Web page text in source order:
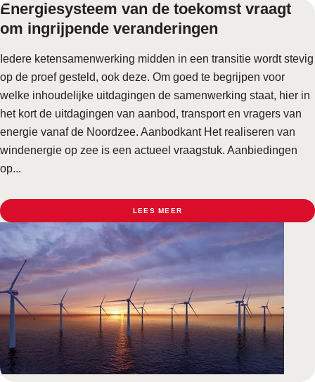
Energiesysteem van de toekomst vraagt
om ingrijpende veranderingen
Iedere ketensamenwerking midden in een transitie wordt stevig
op de proef gesteld, ook deze. Om goed te begrijpen voor
welke inhoudelijke uitdagingen de samenwerking staat, hier in
het kort de uitdagingen van aanbod, transport en vragers van
energie vanaf de Noordzee. Aanbodkant Het realiseren van
windenergie op zee is een actueel vraagstuk. Aanbiedingen
op...
LEES MEER